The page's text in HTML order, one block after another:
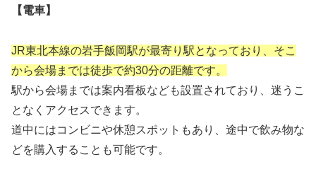
【電車】
JR東北本線の岩手飯岡駅が最寄り駅となっており、そこ
から会場までは徒歩で約30分の距離です。
駅から会場までは案内看板なども設置されており、迷うこ
となくアクセスできます。
道中にはコンビニや休憩スポットもあり、途中で飲み物な
どを購入することも可能です。